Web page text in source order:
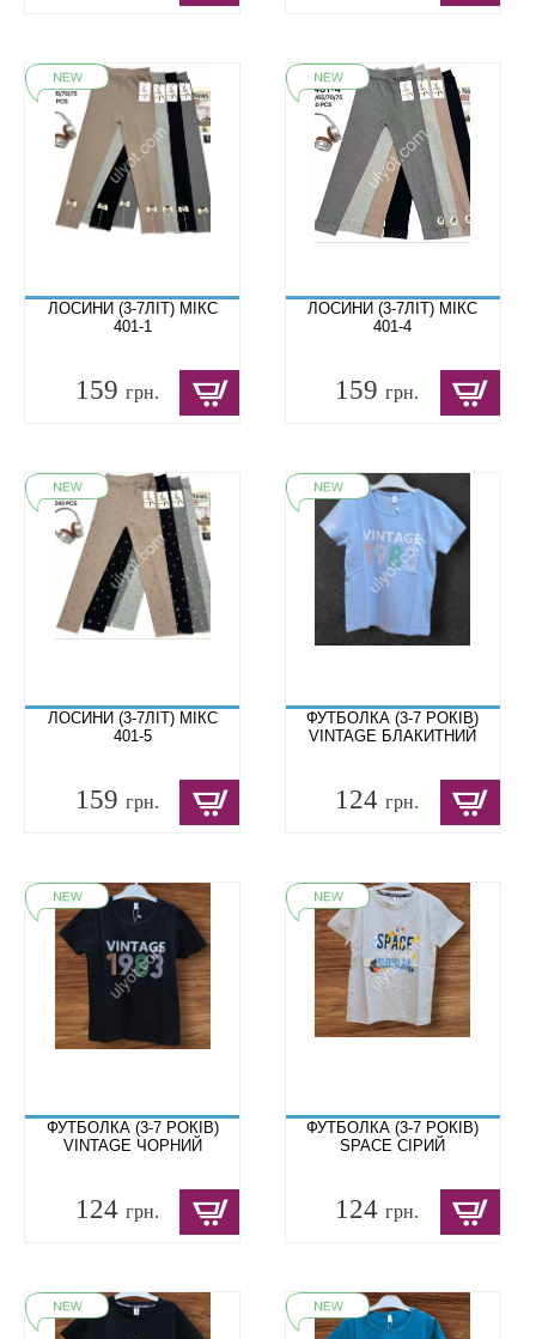
ЛОСИНИ (3-7ЛІТ) МІКС
401-1
159 грн.
ЛОСИНИ (3-7ЛІТ) МІКС
401-4
159грн.
ЛОСИНИ (3-7ЛІТ) МІКС
401-5
159 грн.
ФУТБОЛКА (3-7 РОКІВ)
VINTAGE БЛАКИТНИЙ
124грн.
ФУТБОЛКА (3-7 РОКІВ)
VINTAGE ЧОРНИЙ
124 грн.
ФУТБОЛКА (3-7 РОКІВ)
SPACE СІРИЙ
124грн.